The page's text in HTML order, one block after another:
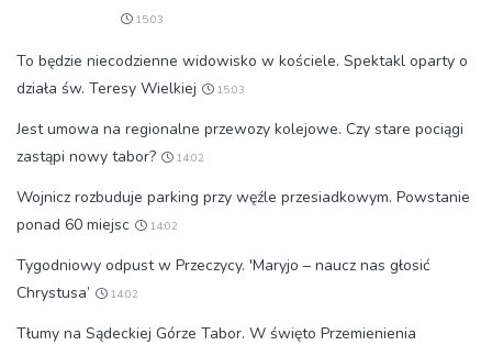
15:03
To będzie niecodzienne widowisko w kościele. Spektakl oparty o
działa św. Teresy Wielkiej
15:03
Jest umowa na regionalne przewozy kolejowe. Czy stare pociągi
zastąpi nowy tabor?
14:02
Wojnicz rozbuduje parking przy węźle przesiadkowym. Powstanie
ponad 60 miejsc
14:02
Tygodniowy odpust w Przeczycy. 'Maryjo – naucz nas głosić
Chrystusa’
14:02
Tłumy na Sądeckiej Górze Tabor. W święto Przemienienia